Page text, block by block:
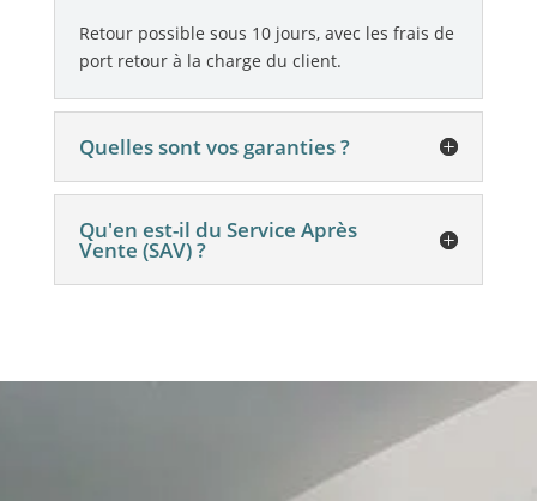
Retour possible sous 10 jours, avec les frais de
port retour à la charge du client.
Quelles sont vos garanties ?
Qu'en est-il du Service Après
Vente (SAV) ?